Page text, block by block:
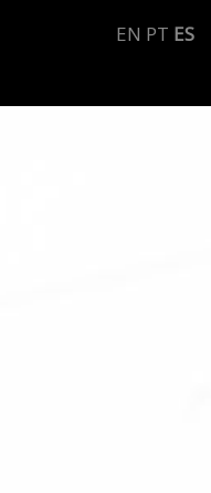
EN PT ES